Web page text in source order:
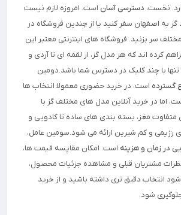
نخست، دسترسی آسان است. امروزه لازم نیست
گز به اصفهان سفر کنید یا از چندین فروشگاه در
سر بزنید. فروشگاه های اینترنتی معتبر این
کرده اند که هر مدل گز، از لقمه ای تا آردی و
تنها با چند کلیک در دسترس شما باشد.دومین
گسترده است. در خرید حضوری معمولا انتخاب ها
اما در خرید آنلاین مدل های مختلف گز با
مغز، بسته بندی های ساده تا کادویی و
رژیمی و کم شیرین ارائه می شود.سومین عامل،
در زمان و هزینه است. امکان مقایسه قیمت ها،
مشتریان قبلی و مشاهده جزئیات محصول،
انتخاب دقیق تری داشته باشید و از خرید
شود.